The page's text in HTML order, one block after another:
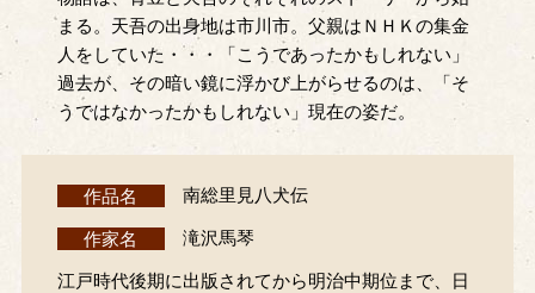
まる。天吾の出身地は市川市。父親はＮＨＫの集金
人をしていた・・・「こうであったかもしれない」
過去が、その暗い鏡に浮かび上がらせるのは、「そ
うではなかったかもしれない」現在の姿だ。
作品名 南総里見八犬伝
作家名 滝沢馬琴
江戸時代後期に出版されてから明治中期位まで、日